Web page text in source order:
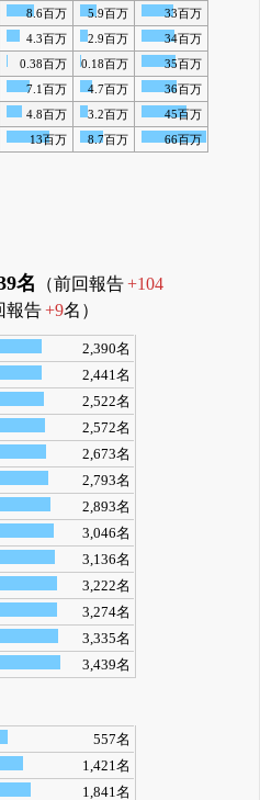
8.6百万 5.9百万
33百万
4.3百万 2.9百万
34百万
0.38百万 0.18百万
35百万
7.1百万 4.7百万
36百万
4.8百万 3.2百万
45百万
13百万 8.7百万 66百万
名 （前回報告+104
報告+9名）
2,390名
2,441名
2,522名
2,572名
2,673名
2,793名
2,893名
3,046名
3,136名
3,222名
3,274名
3,335名
3,439名
557名
1,421名
1,841名